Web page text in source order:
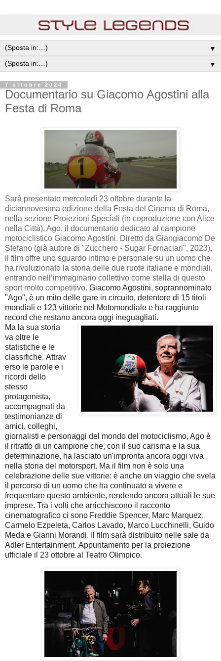
▼
▼
7 ottobre 2024
Documentario su Giacomo Agostini alla
Festa di Roma
Sarà presentato mercoledì 23 ottobre durante la
diciannovesima edizione della Festa del Cinema di Roma,
nella sezione Proiezioni Speciali (in coproduzione con Alice
nella Città), Ago, il documentario dedicato al campione
motociclistico Giacomo Agostini. Diretto da Giangiacomo De
Stefano (già autore di "Zucchero - Sugar Fornaciari", 2023),
il film offre uno sguardo intimo e personale su un uomo che
ha rivoluzionato la storia delle due ruote italiane e mondiali,
entrando nell’immaginario collettivo come stella di questo
sport molto competitivo. Giacomo Agostini, soprannominato
"Ago", è un mito delle gare in circuito, detentore di 15 titoli
mondiali e 123 vittorie nel Motomondiale e ha raggiunto
record che restano ancora oggi ineguagliati.
Ma la sua storia
va oltre le
statistiche e le
classifiche. Attrav
erso le parole e i
ricordi dello
stesso
protagonista,
accompagnati da
testimonianze di
amici, colleghi,
giornalisti e personaggi del mondo del motociclismo, Ago è
il ritratto di un campione che, con il suo carisma e la sua
determinazione, ha lasciato un'impronta ancora oggi viva
nella storia del motorsport. Ma il film non è solo una
celebrazione delle sue vittorie: è anche un viaggio che svela
il percorso di un uomo che ha continuato a vivere e
frequentare questo ambiente, rendendo ancora attuali le sue
imprese. Tra i volti che arricchiscono il racconto
cinematografico ci sono Freddie Spencer, Marc Marquez,
Carmelo Ezpeleta, Carlos Lavado, Marco Lucchinelli, Guido
Meda e Gianni Morandi.
Il film sarà distribuito nelle sale da
Adler Entertainment. Appuntamento per la proiezione
ufficiale il 23 ottobre al Teatro Olimpico.